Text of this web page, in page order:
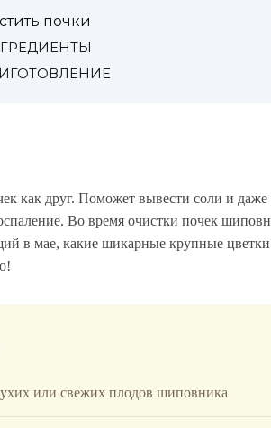
почки
как друг. Поможет вывести соли и
Во время очистки почек
в мае, какие шикарные крупные
или свежих плодов шиповника